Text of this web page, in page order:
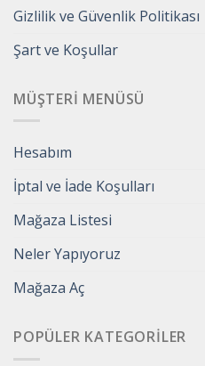
Gizlilik ve Güvenlik Politikası
Şart ve Koşullar
MÜŞTERI MENÜSÜ
Hesabım
İptal ve İade Koşulları
Mağaza Listesi
Neler Yapıyoruz
Mağaza Aç
POPÜLER KATEGORILER